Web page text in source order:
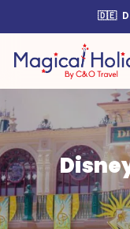
main
content
🇩🇪